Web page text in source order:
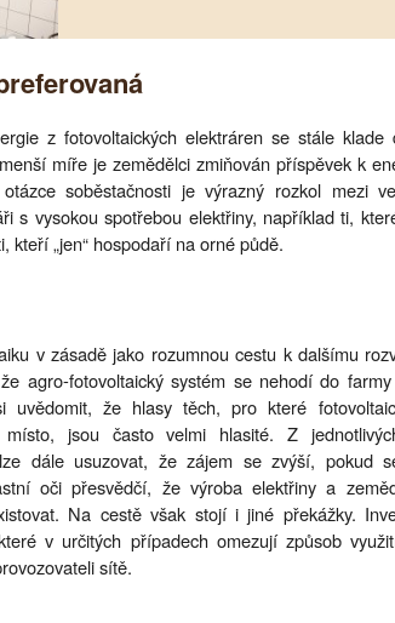
z fotovoltaických elektráren se stále klade
míře je zemědělci zmiňován příspěvek k
soběstačnosti je výrazný rozkol mezi
s vysokou spotřebou elektřiny, například ti,
kteří „jen“ hospodaří na orné půdě.
v zásadě jako rozumnou cestu k dalšímu
agro-fotovoltaický systém se nehodí do
že hlasy těch, pro které
jsou často velmi hlasité. Z
dále usuzovat, že zájem se zvýší, pokud
oči přesvědčí, že výroba elektřiny a
Na cestě však stojí i jiné překážky.
v určitých případech omezují způsob
sítě.